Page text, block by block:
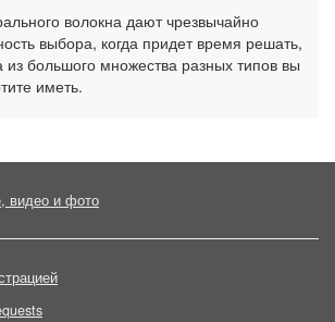
волокна дают чрезвычайно
выбора, когда придет время решать,
из большого множества разных типов вы
иметь.
видео и фото